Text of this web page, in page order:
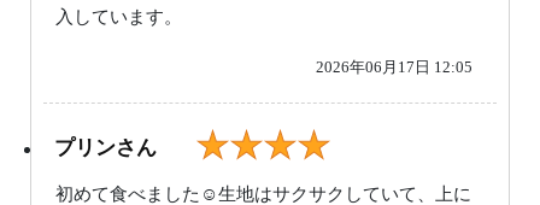
入しています。
2026年06月17日 12:05
プリンさん ★★★★
初めて食べました☺生地はサクサクしていて、上に